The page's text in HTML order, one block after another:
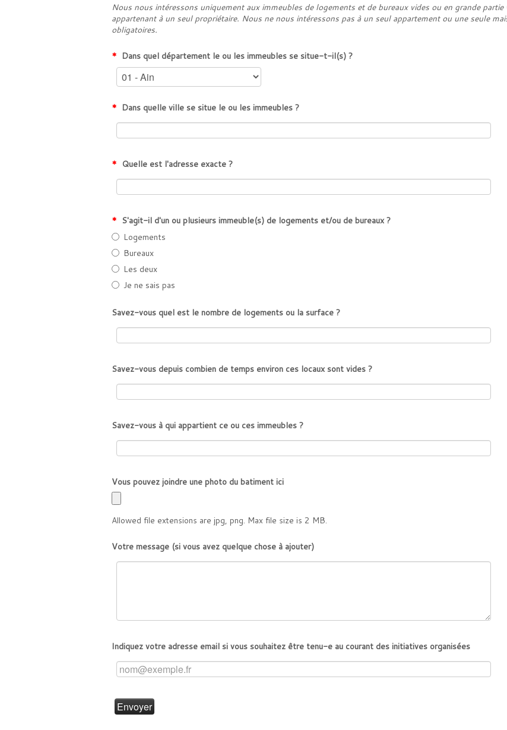
Nous nous intéressons uniquement aux immeubles de logements et de bureaux vides ou en grande
appartenant à un seul propriétaire. Nous ne nous intéressons pas à un seul appartement ou une seule
obligatoires.
* Dans quel département le ou les immeubles se situe-t-il(s) ?
* Dans quelle ville se situe le ou les immeubles ?
* Quelle est l'adresse exacte ?
* S'agit-il d'un ou plusieurs immeuble(s) de logements et/ou de bureaux ?
Logements
Bureaux
Les deux
Je ne sais pas
Savez-vous quel est le nombre de logements ou la surface ?
Savez-vous depuis combien de temps environ ces locaux sont vides ?
Savez-vous à qui appartient ce ou ces immeubles ?
Vous pouvez joindre une photo du batiment ici
Allowed file extensions are jpg, png. Max file size is 2 MB.
Votre message (si vous avez quelque chose à ajouter)
Indiquez votre adresse email si vous souhaitez être tenu-e au courant des initiatives organisées